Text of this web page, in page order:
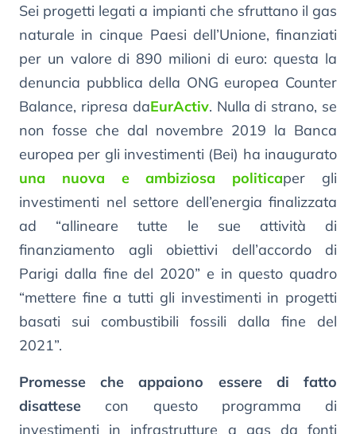
Sei progetti legati a impianti che sfruttano il gas
naturale in cinque Paesi dell’Unione, finanziati
per un valore di 890 milioni di euro: questa la
denuncia pubblica della ONG europea Counter
Balance, ripresa daEurActiv. Nulla di strano, se
non fosse che dal novembre 2019 la Banca
europea per gli investimenti (Bei) ha inaugurato
una nuova e ambiziosa politicaper gli
investimenti nel settore dell’energia finalizzata
ad “allineare tutte le sue attività di
finanziamento agli obiettivi dell’accordo di
Parigi dalla fine del 2020” e in questo quadro
“mettere fine a tutti gli investimenti in progetti
basati sui combustibili fossili dalla fine del
2021”.
Promesse che appaiono essere di fatto
disattese con questo programma di
investimenti in infrastrutture a gas da fonti